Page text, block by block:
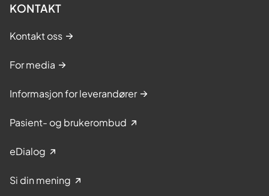
KONTAKT
Kontakt oss
For media
Informasjon for leverandører
Pasient- og brukerombud
eDialog
Si din mening